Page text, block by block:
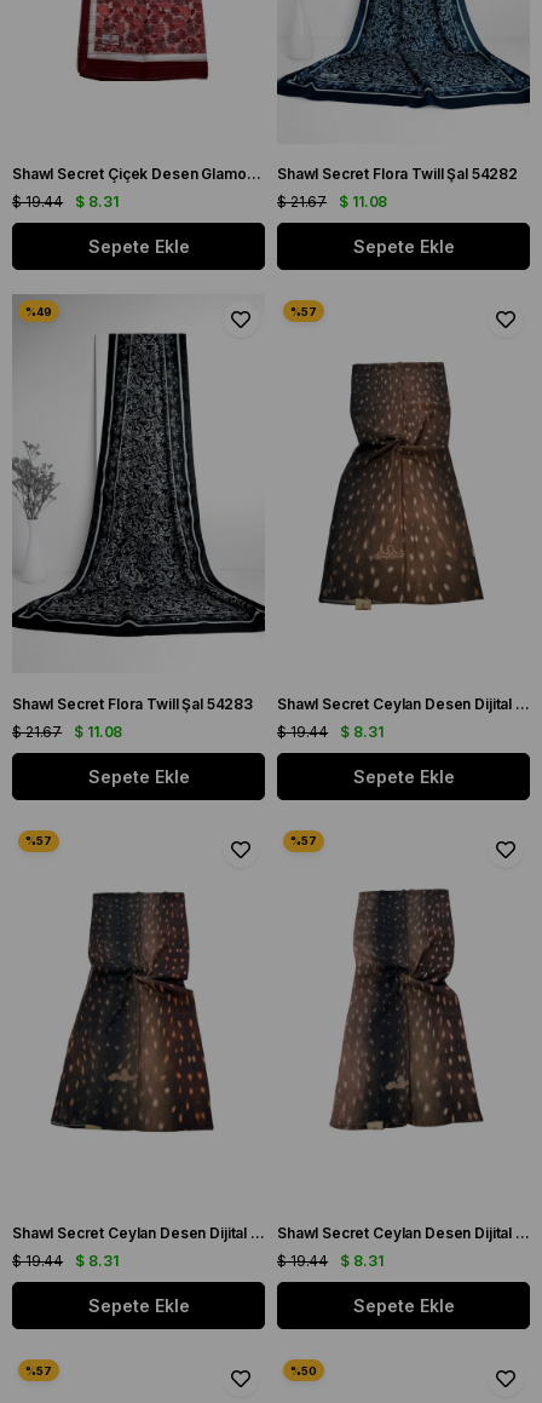
Shawl Secret Çiçek Desen Glamour Şal Bordo 54277
$ 8.31
$ 19.44
Sepete Ekle
Shawl Secret Flora Twill Şal 54282
$ 11.08
$ 21.67
Sepete Ekle
Shawl Secret Flora Twill Şal 54283
$ 11.08
$ 21.67
Sepete Ekle
Shawl Secret Ceylan Desen Dijital Bambu Kraş Şal 54310
$ 8.31
$ 19.44
Sepete Ekle
Shawl Secret Ceylan Desen Dijital Bambu Kraş Şal 54311
$ 8.31
$ 19.44
Sepete Ekle
Shawl Secret Ceylan Desen Dijital Bambu Kraş Şal 54314
$ 8.31
$ 19.44
Sepete Ekle